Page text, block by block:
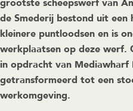
grootste scheepswerf van
de Smederij bestond uit
kleinere puntloodsen en is
werkplaatsen op deze werf.
in opdracht van Mediawharf
getransformeerd tot een
werkomgeving.